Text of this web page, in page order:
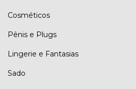
Cosméticos
Pênis e Plugs
Lingerie e Fantasias
Sado